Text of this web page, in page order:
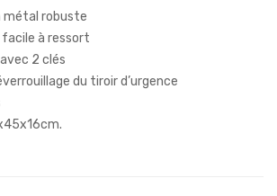
métal robuste
à ressort
2 clés
du tiroir d’urgence